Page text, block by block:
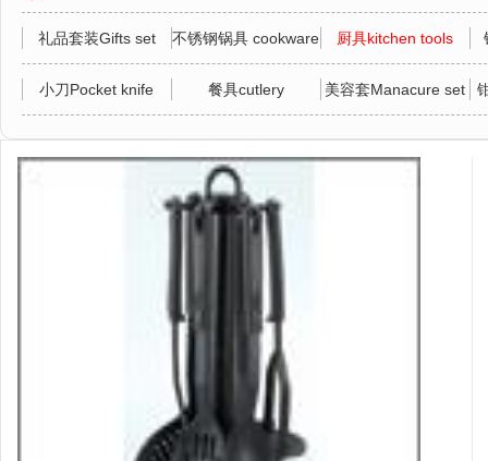
礼品套装Gifts set 不锈钢锅具 cookware 厨具kitchen tools
小刀Pocket knife 餐具cutlery 美容套Manacure set